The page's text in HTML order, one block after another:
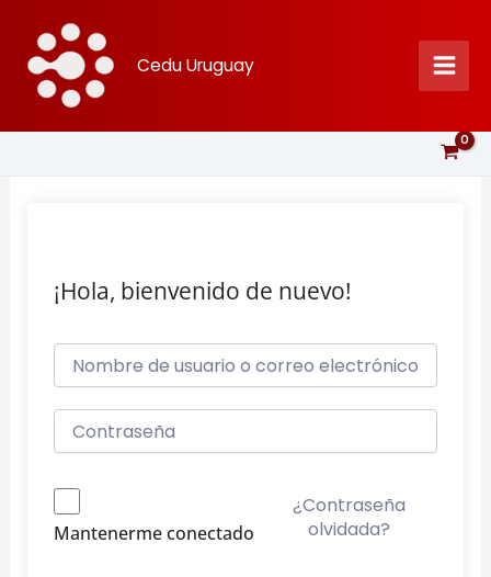
contenido
Cedu Uruguay
¡Hola, bienvenido de nuevo!
Mantenerme conectado
¿Contraseña
olvidada?